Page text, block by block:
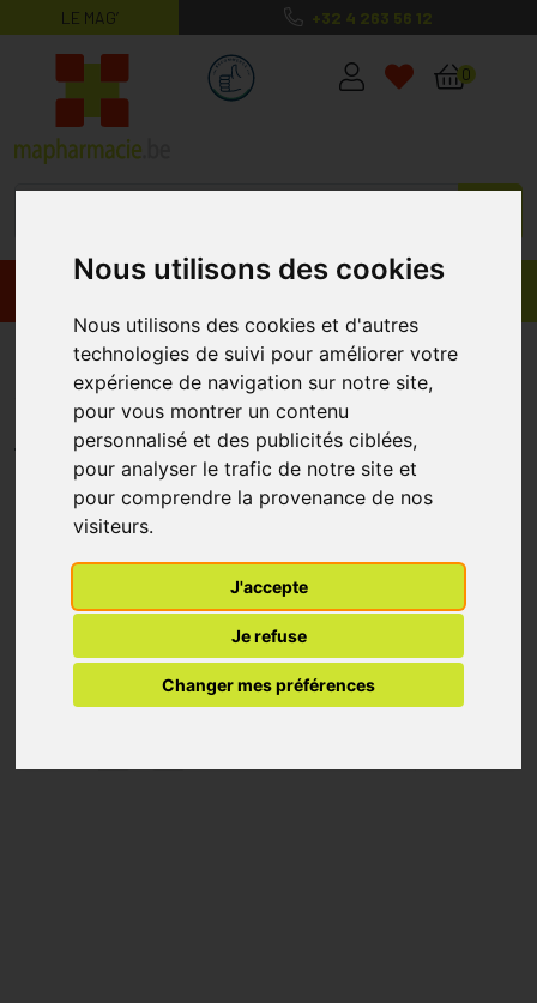
Nous utilisons des cookies
Nous utilisons des cookies et d'autres
technologies de suivi pour améliorer votre
expérience de navigation sur notre site,
pour vous montrer un contenu
personnalisé et des publicités ciblées,
pour analyser le trafic de notre site et
pour comprendre la provenance de nos
visiteurs.
J'accepte
Je refuse
Changer mes préférences
LE MAG’ +32 4 263 56 12
MaPharmacie.be ma santé, mes
0
Bionike def col kohl&kajal 109
violet
BIONIKE